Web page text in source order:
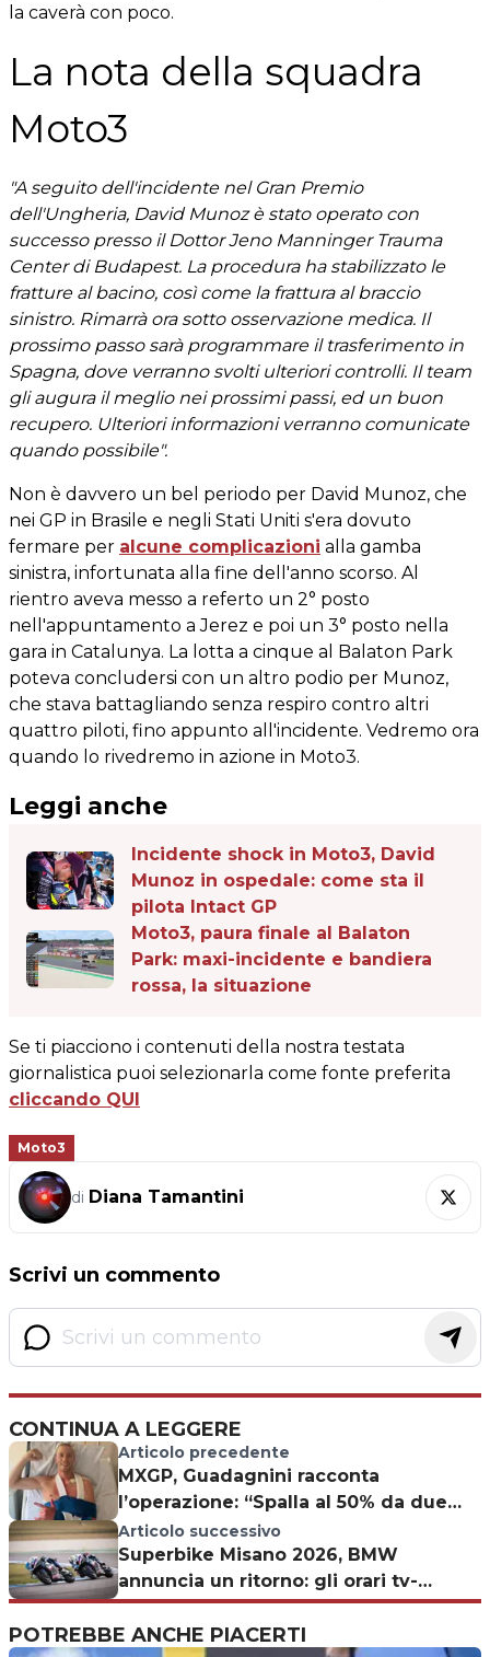
la caverà con poco.
La nota della squadra
Moto3
"A seguito dell'incidente nel Gran Premio
dell'Ungheria, David Munoz è stato operato con
successo presso il Dottor Jeno Manninger Trauma
Center di Budapest. La procedura ha stabilizzato le
fratture al bacino, così come la frattura al braccio
sinistro. Rimarrà ora sotto osservazione medica. Il
prossimo passo sarà programmare il trasferimento in
Spagna, dove verranno svolti ulteriori controlli. Il team
gli augura il meglio nei prossimi passi, ed un buon
recupero. Ulteriori informazioni verranno comunicate
quando possibile".
Non è davvero un bel periodo per David Munoz, che
nei GP in Brasile e negli Stati Uniti s'era dovuto
fermare per alcune complicazioni alla gamba
sinistra, infortunata alla fine dell'anno scorso. Al
rientro aveva messo a referto un 2° posto
nell'appuntamento a Jerez e poi un 3° posto nella
gara in Catalunya. La lotta a cinque al Balaton Park
poteva concludersi con un altro podio per Munoz,
che stava battagliando senza respiro contro altri
quattro piloti, fino appunto all'incidente. Vedremo ora
quando lo rivedremo in azione in Moto3.
Leggi anche
Incidente shock in Moto3, David
Munoz in ospedale: come sta il
pilota Intact GP
Moto3, paura finale al Balaton
Park: maxi-incidente e bandiera
rossa, la situazione
Se ti piacciono i contenuti della nostra testata
giornalistica puoi selezionarla come fonte preferita
cliccando QUI
Moto3
di Diana Tamantini
Scrivi un commento
CONTINUA A LEGGERE
Articolo precedente
MXGP, Guadagnini racconta
l’operazione: “Spalla al 50% da due
anni, ora riparto”
Articolo successivo
Superbike Misano 2026, BMW
annuncia un ritorno: gli orari tv-
streaming del weekend
POTREBBE ANCHE PIACERTI